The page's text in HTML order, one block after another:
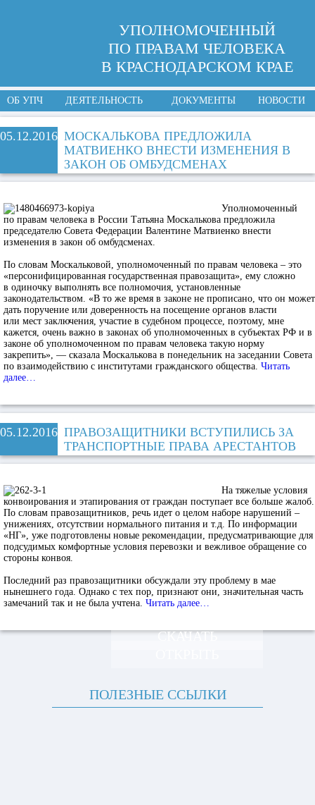
УПОЛНОМОЧЕННЫЙ
ПО ПРАВАМ ЧЕЛОВЕКА
В КРАСНОДАРСКОМ КРАЕ
ОБ УПЧ ДЕЯТЕЛЬНОСТЬ ДОКУМЕНТЫ НОВОСТИ
05.12.2016 МОСКАЛЬКОВА ПРЕДЛОЖИЛА
МАТВИЕНКО ВНЕСТИ ИЗМЕНЕНИЯ В
ЗАКОН ОБ ОМБУДСМЕНАХ
Уполномоченный
по правам человека в России Татьяна Москалькова предложила
председателю Совета Федерации Валентине Матвиенко внести
изменения в закон об омбудсменах.
По словам Москальковой, уполномоченный по правам человека – это
«персонифицированная государственная правозащита», ему сложно
в одиночку выполнять все полномочия, установленные
законодательством. «В то же время в законе не прописано, что он может
дать поручение или доверенность на посещение органов власти
или мест заключения, участие в судебном процессе, поэтому, мне
кажется, очень важно в законах об уполномоченных в субъектах РФ и в
законе об уполномоченном по правам человека такую норму
закрепить», — сказала Москалькова в понедельник на заседании Совета
по взаимодействию с институтами гражданского общества. Читать
далее…
05.12.2016 ПРАВОЗАЩИТНИКИ ВСТУПИЛИСЬ ЗА
ТРАНСПОРТНЫЕ ПРАВА АРЕСТАНТОВ
На тяжелые условия
конвоирования и этапирования от граждан поступает все больше жалоб.
По словам правозащитников, речь идет о целом наборе нарушений –
унижениях, отсутствии нормального питания и т.д. По информации
«НГ», уже подготовлены новые рекомендации, предусматривающие для
подсудимых комфортные условия перевозки и вежливое обращение со
стороны конвоя.
Последний раз правозащитники обсуждали эту проблему в мае
нынешнего года. Однако с тех пор, признают они, значительная часть
замечаний так и не была учтена. Читать далее…
СКАЧАТЬ
ПОЛЕЗНЫЕ ССЫЛКИ